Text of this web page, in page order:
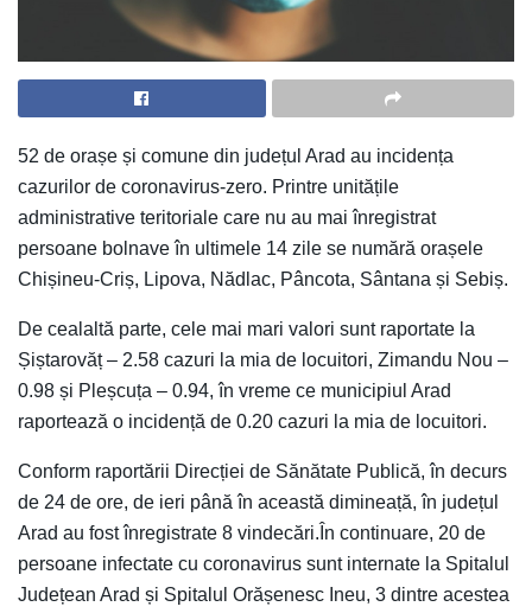
52 de orașe și comune din județul Arad au incidența
cazurilor de coronavirus-zero. Printre unitățile
administrative teritoriale care nu au mai înregistrat
persoane bolnave în ultimele 14 zile se numără orașele
Chișineu-Criș, Lipova, Nădlac, Pâncota, Sântana și Sebiș.
De cealaltă parte, cele mai mari valori sunt raportate la
Șiștarovăț – 2.58 cazuri la mia de locuitori, Zimandu Nou –
0.98 și Pleșcuța – 0.94, în vreme ce municipiul Arad
raportează o incidență de 0.20 cazuri la mia de locuitori.
Conform raportării Direcției de Sănătate Publică, în decurs
de 24 de ore, de ieri până în această dimineață, în județul
Arad au fost înregistrate 8 vindecări.În continuare, 20 de
persoane infectate cu coronavirus sunt internate la Spitalul
Județean Arad și Spitalul Orășenesc Ineu, 3 dintre acestea